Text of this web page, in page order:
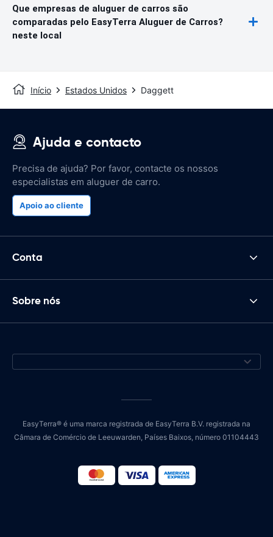
Que empresas de aluguer de carros são
comparadas pelo EasyTerra Aluguer de Carros?
neste local
Início Estados Unidos Daggett
Ajuda e contacto
Precisa de ajuda? Por favor, contacte os nossos
especialistas em aluguer de carro.
Apoio ao cliente
Conta
Sobre nós
EasyTerra® é uma marca registrada de EasyTerra B.V. registrada na
Câmara de Comércio de Leeuwarden, Países Baixos, número 01104443